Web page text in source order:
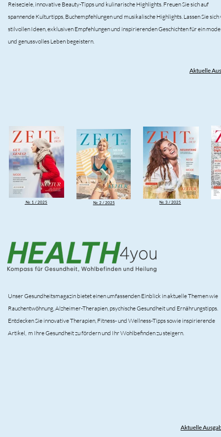
Reiseziele, innovative Beauty-Tipps und kulinarische Highlights. Freuen Sie sich auf
spannende Kulturtipps, Buchempfehlungen und musikalische Highlights. Lassen Sie sich
stilvollen Ideen, exklusiven Empfehlungen und inspirierenden Geschichten für ein
und genussvolles Leben begeistern.
Nr. 1 / 2025 Nr. 2 / 2025 Nr. 3 / 2025
Aktuelle
Unser Gesundheitsmagazin bietet einen umfassenden Einblick in aktuelle Themen wie
Rauchentwöhnung, Alzheimer-Therapien, psychische Gesundheit und Ernährungstipps.
Entdecken Sie innovative Therapien, Fitness- und Wellness-Tipps sowie inspirierende
Artikel, m Ihre Gesundheit zu fördern und Ihr Wohlbefinden zu steigern.
Aktuelle